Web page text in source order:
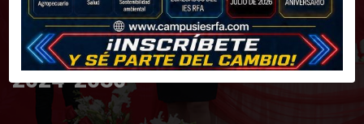
RENOVACIÓN DE
LICENCIAMIENTO
2024-2030